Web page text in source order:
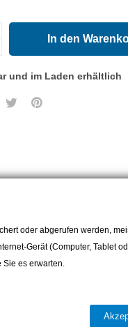
In den
und im Laden erhältlich
oder abgerufen werden,
Gerät (Computer, Tablet
es erwarten.